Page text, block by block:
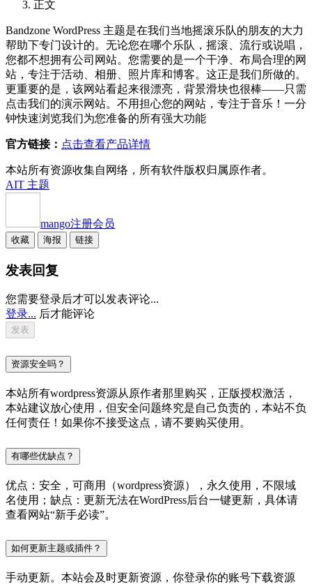
正文
Bandzone WordPress 主题是在我们当地摇滚乐队的朋友的大力
帮助下专门设计的。无论您在哪个乐队，摇滚、流行或说唱，
您都不想拥有公司网站。您需要的是一个干净、布局合理的网
站，专注于活动、相册、照片库和博客。这正是我们所做的。
更重要的是，该网站看起来很漂亮，背景滑块也很棒——只需
点击我们的演示网站。不用担心您的网站，专注于音乐！一分
钟快速浏览我们为您准备的所有强大功能
官方链接： 点击查看产品详情
本站所有资源收集自网络，所有软件版权归属原作者。
AIT 主题
mango注册会员
收藏 海报 链接
发表回复
您需要登录后才可以发表评论...
登录... 后才能评论
资源安全吗？
本站所有wordpress资源从原作者那里购买，正版授权激活，
本站建议放心使用，但安全问题终究是自己负责的，本站不负
任何责任！如果你不接受这点，请不要购买使用。
有哪些优缺点？
优点：安全，可商用（wordpress资源），永久使用，不限域
名使用；缺点：更新无法在WordPress后台一键更新，具体请
查看网站“新手必读”。
如何更新主题或插件？
手动更新。本站会及时更新资源，你登录你的账号下载资源